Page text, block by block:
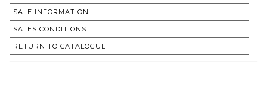
SALE INFORMATION
SALES CONDITIONS
RETURN TO CATALOGUE